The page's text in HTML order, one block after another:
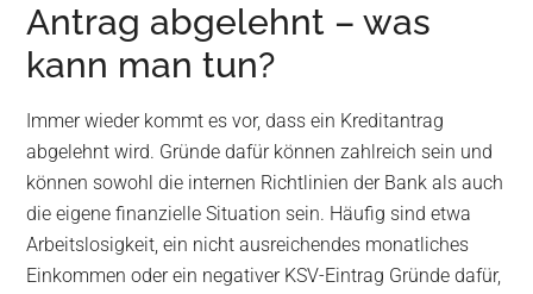
Antrag abgelehnt – was
kann man tun?
Immer wieder kommt es vor, dass ein Kreditantrag
abgelehnt wird. Gründe dafür können zahlreich sein und
können sowohl die internen Richtlinien der Bank als auch
die eigene finanzielle Situation sein. Häufig sind etwa
Arbeitslosigkeit, ein nicht ausreichendes monatliches
Einkommen oder ein negativer KSV-Eintrag Gründe dafür,